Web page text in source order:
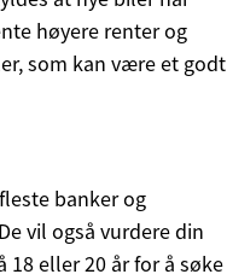
høyere renter og
som kan være et godt
banker og
vil også vurdere din
18 eller 20 år for å søke